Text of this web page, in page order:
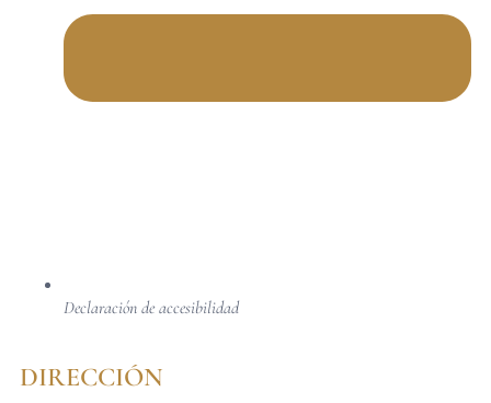
Declaración de accesibilidad
DIRECCIÓN